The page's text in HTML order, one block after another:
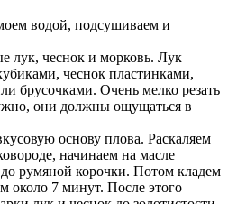
водой, подсушиваем и
лук, чеснок и морковь. Лук
чеснок пластинками,
брусочками. Очень мелко резать
они должны ощущаться в
основу плова. Раскаляем
начинаем на масле
румяной корочки. Потом кладем
около 7 минут. После этого